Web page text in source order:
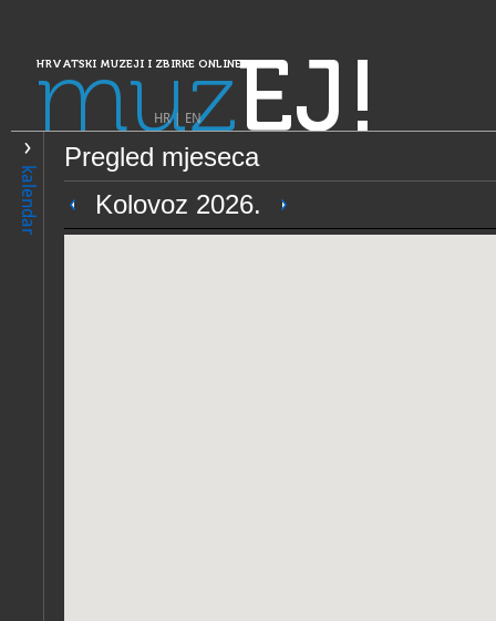
HRVATSKI MUZEJI I ZBIRKE ONLINE
muzEJ!
HR| EN
kalendar
Pregled mjeseca
Kolovoz 2026.
PRETRAŽIVANJE
Dalmacija
Župni muzej